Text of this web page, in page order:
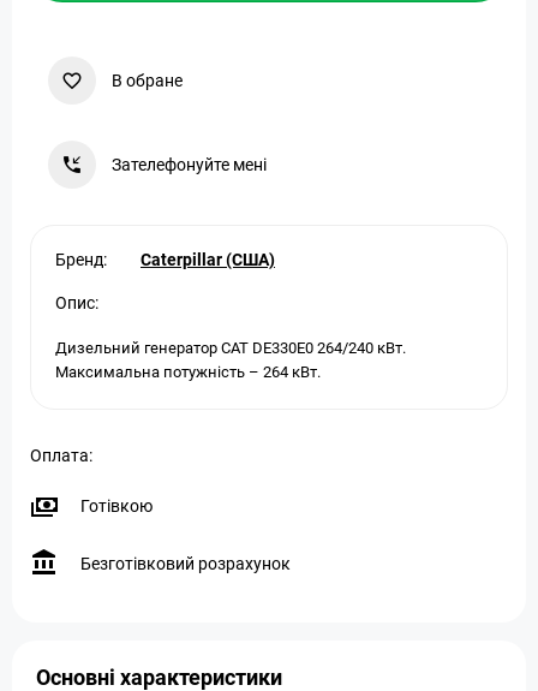
В обране
Зателефонуйте мені
Бренд: Caterpillar (США)
Опис:
Дизельний генератор CAT DE330E0 264/240 кВт.
Максимальна потужність – 264 кВт.
Оплата:
Готівкою
Безготівковий розрахунок
Основні характеристики